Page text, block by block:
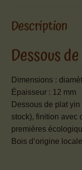
Description
Dessous
Dimensions :
Épaisseur : 12 mm
Dessous de plat
stock), finition avec
premières
Bois d’origine